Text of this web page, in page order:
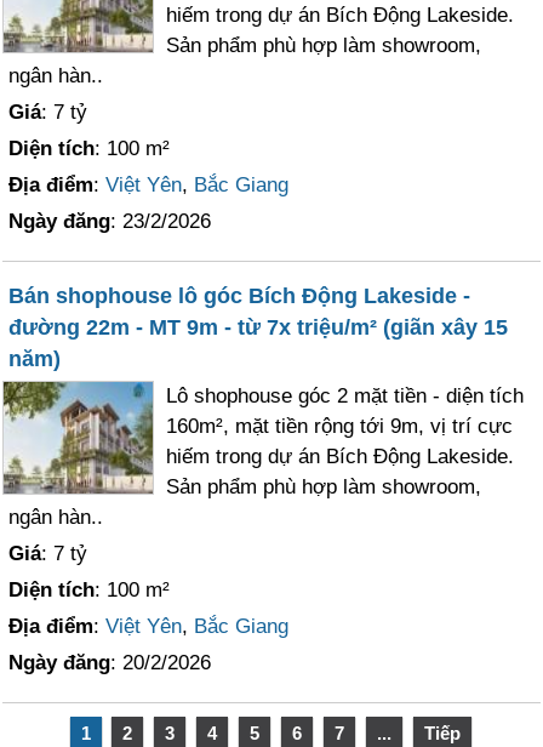
hiếm trong dự án Bích Động Lakeside.
Sản phẩm phù hợp làm showroom,
ngân hàn..
Giá: 7 tỷ
Diện tích: 100 m²
Địa điểm:Việt Yên, Bắc Giang
Ngày đăng: 23/2/2026
Bán shophouse lô góc Bích Động Lakeside -
đường 22m - MT 9m - từ 7x triệu/m² (giãn xây 15
năm)
Lô shophouse góc 2 mặt tiền - diện tích
160m², mặt tiền rộng tới 9m, vị trí cực
hiếm trong dự án Bích Động Lakeside.
Sản phẩm phù hợp làm showroom,
ngân hàn..
Giá: 7 tỷ
Diện tích: 100 m²
Địa điểm:Việt Yên, Bắc Giang
Ngày đăng: 20/2/2026
1 2 3 4 5 6 7 ... Tiếp